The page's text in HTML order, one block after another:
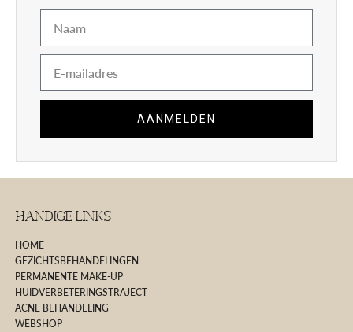
mail
AANMELDEN
Handige Links
HOME
GEZICHTSBEHANDELINGEN
PERMANENTE MAKE-UP
HUIDVERBETERINGSTRAJECT
ACNE BEHANDELING
WEBSHOP